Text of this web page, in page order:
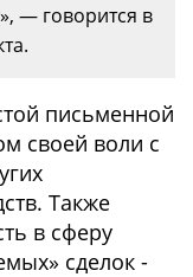
— говорится в
письменной
своей воли с
Также
в сферу
сделок -